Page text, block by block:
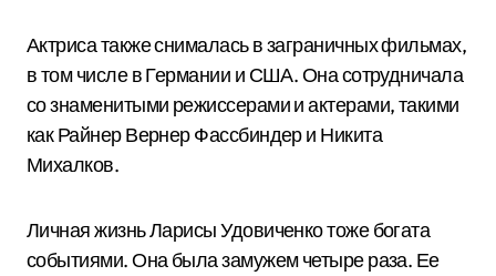
Актриса также снималась в заграничных фильмах,
в том числе в Германии и США. Она сотрудничала
со знаменитыми режиссерами и актерами, такими
как Райнер Вернер Фассбиндер и Никита
Михалков.
Личная жизнь Ларисы Удовиченко тоже богата
событиями. Она была замужем четыре раза. Ее